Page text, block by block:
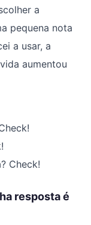
a
pequena nota
a usar, a
aumentou
Check!
resposta é